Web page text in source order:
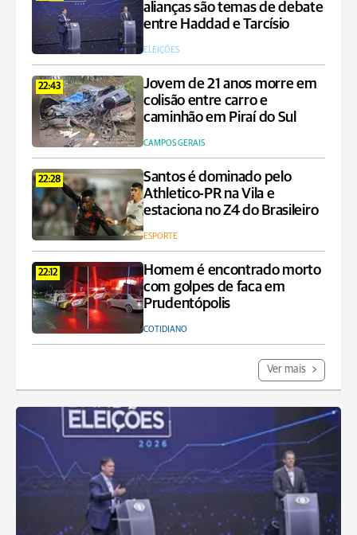
alianças são temas de debate
entre Haddad e Tarcísio
ELEIÇÕES
22:43
Jovem de 21 anos morre em
colisão entre carro e
caminhão em Piraí do Sul
CAMPOS GERAIS
22:28
Santos é dominado pelo
Athletico-PR na Vila e
estaciona no Z4 do Brasileiro
ESPORTE
22:12
Homem é encontrado morto
com golpes de faca em
Prudentópolis
COTIDIANO
Ver mais